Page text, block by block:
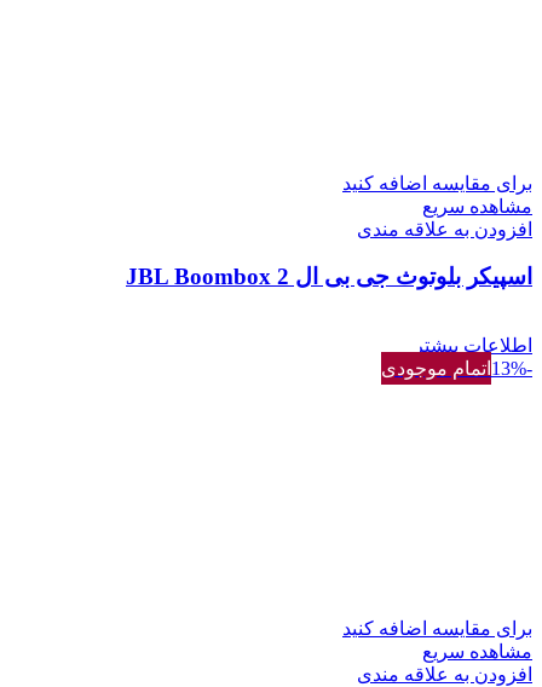
برای مقایسه اضافه کنید
مشاهده سریع
افزودن به علاقه مندی
اسپیکر بلوتوث جی بی ال JBL Boombox 2
اطلاعات بیشتر
-13%
اتمام موجودی
برای مقایسه اضافه کنید
مشاهده سریع
افزودن به علاقه مندی